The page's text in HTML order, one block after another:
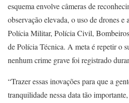
esquema envolve câmeras de
observação elevada, o uso de drones e
Polícia Militar, Polícia Civil,
de Polícia Técnica. A meta é repetir o
nenhum crime grave foi registrado
“Trazer essas inovações para que a
tranquilidade nessa data tão